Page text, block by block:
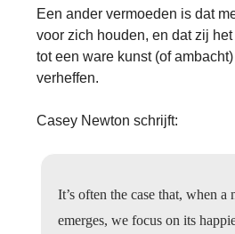
Een ander vermoeden is dat
voor zich houden, en dat zij
tot een ware kunst (of
verheffen.
Casey Newton schrijft:
It’s often the case that, when
emerges, we focus on its